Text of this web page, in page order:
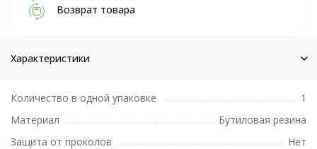
Возврат товара
Характеристики
Количество в одной упаковке
1
Материал
Бутиловая резина
Защита от проколов
Нет